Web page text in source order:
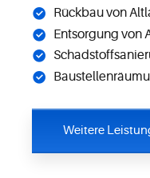
Rückbau von
Entsorgung von
Weitere